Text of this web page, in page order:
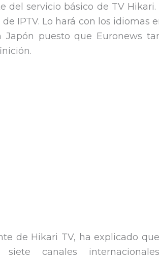
del servicio básico de TV
IPTV. Lo hará con los idiomas
Japón puesto que Euronews
de Hikari TV, ha explicado que
canales internacionales